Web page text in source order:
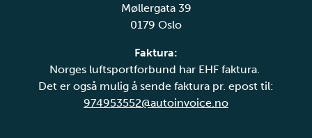
Møllergata 39
0179 Oslo
Faktura:
Norges luftsportforbund har EHF faktura.
Det er også mulig å sende faktura pr. epost til:
974953552@autoinvoice.no